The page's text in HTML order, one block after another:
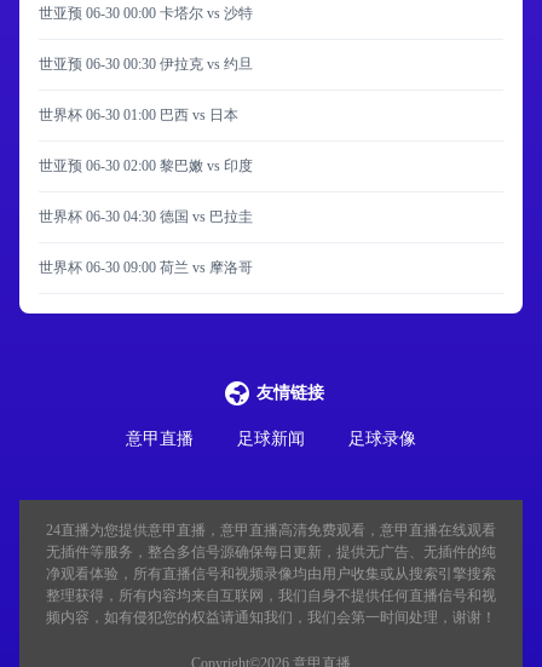
世亚预 06-30 00:00 卡塔尔 vs 沙特
世亚预 06-30 00:30 伊拉克 vs 约旦
世界杯 06-30 01:00 巴西 vs 日本
世亚预 06-30 02:00 黎巴嫩 vs 印度
世界杯 06-30 04:30 德国 vs 巴拉圭
世界杯 06-30 09:00 荷兰 vs 摩洛哥
友情链接
意甲直播 足球新闻 足球录像
24直播为您提供意甲直播，意甲直播高清免费观看，意甲直播在线观看
无插件等服务，整合多信号源确保每日更新，提供无广告、无插件的纯
净观看体验，所有直播信号和视频录像均由用户收集或从搜索引擎搜索
整理获得，所有内容均来自互联网，我们自身不提供任何直播信号和视
频内容，如有侵犯您的权益请通知我们，我们会第一时间处理，谢谢！
Copyright©2026 意甲直播